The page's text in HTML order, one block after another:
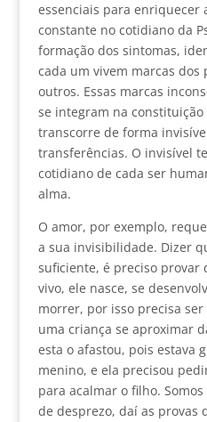
essenciais para enriquecer
constante no cotidiano da
formação dos sintomas,
cada um vivem marcas dos
outros. Essas marcas
se integram na
transcorre de forma
transferências. O invisível
cotidiano de cada ser
alma.
O amor, por exemplo,
a sua invisibilidade. Dizer
suficiente, é preciso provar
vivo, ele nasce, se
morrer, por isso precisa ser
uma criança se aproximar
esta o afastou, pois estava
menino, e ela precisou
para acalmar o filho.
de desprezo, daí as provas